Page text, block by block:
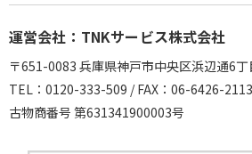
運営会社：TNKサービス株式会社
〒651-0083 兵庫県神戸市中央区浜辺通6
TEL：0120-333-509 / FAX：06-6426-2113
古物商番号 第631341900003号